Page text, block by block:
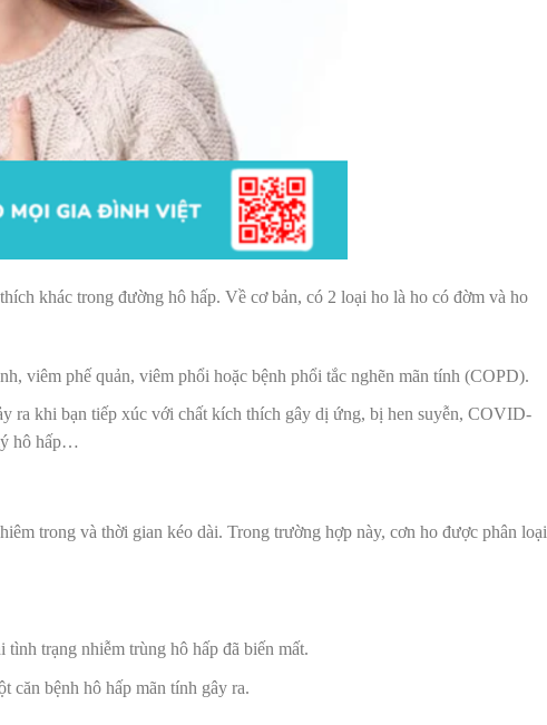
khác trong đường hô hấp. Về cơ bản, có 2 loại ho là ho có đờm và ho
viêm phế quản, viêm phổi hoặc bệnh phổi tắc nghẽn mãn tính (COPD).
ra khi bạn tiếp xúc với chất kích thích gây dị ứng, bị hen suyễn, COVID-
hô hấp…
trong và thời gian kéo dài. Trong trường hợp này, cơn ho được phân loại
trạng nhiễm trùng hô hấp đã biến mất.
căn bệnh hô hấp mãn tính gây ra.